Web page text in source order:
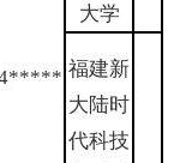
*****
大学
福建新
大陆时
代科技